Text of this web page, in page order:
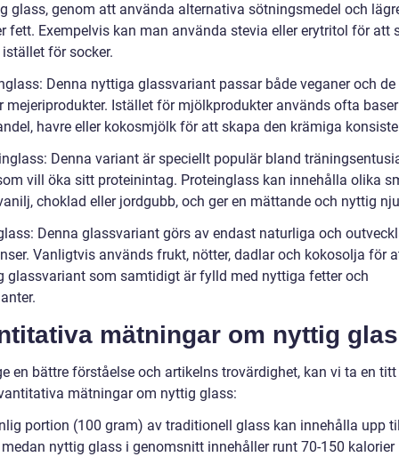
glass, genom att använda alternativa sötningsmedel och
fett. Exempelvis kan man använda stevia eller erytritol för att
för socker.
Denna nyttiga glassvariant passar både veganer och
mejeriprodukter. Istället för mjölkprodukter används ofta
havre eller kokosmjölk för att skapa den krämiga
Denna variant är speciellt populär bland
vill öka sitt proteinintag. Proteinglass kan innehålla olika
choklad eller jordgubb, och ger en mättande och nyttig
Denna glassvariant görs av endast naturliga och
Vanligtvis används frukt, nötter, dadlar och kokosolja för
glassvariant som samtidigt är fylld med nyttiga fetter och
mätningar om nyttig
en bättre förståelse och artikelns trovärdighet, kan vi ta en
mätningar om nyttig glass:
portion (100 gram) av traditionell glass kan innehålla upp
medan nyttig glass i genomsnitt innehåller runt 70-150 kalorier